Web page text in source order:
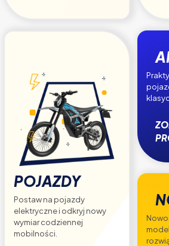
POJAZDY
Postaw na pojazdy
elektryczne i odkryj nowy
wymiar codziennej
mobilności.